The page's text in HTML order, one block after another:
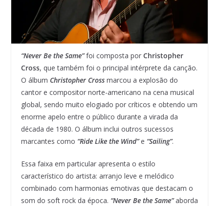
“Never Be the Same”foi composta por Christopher
Cross, que também foi o principal intérprete da canção.
O álbum Christopher Crossmarcou a explosão do
cantor e compositor norte-americano na cena musical
global, sendo muito elogiado por críticos e obtendo um
enorme apelo entre o público durante a virada da
década de 1980. O álbum inclui outros sucessos
marcantes como “Ride Like the Wind”e “Sailing”.
Essa faixa em particular apresenta o estilo
característico do artista: arranjo leve e melódico
combinado com harmonias emotivas que destacam o
som do soft rock da época. “Never Be the Same”aborda